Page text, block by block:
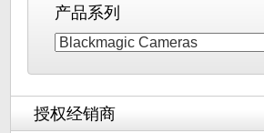
Canada
Denmark
产品系列
授权经销商